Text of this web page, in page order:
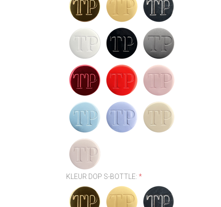
KLEUR DOP S-BOTTLE:*